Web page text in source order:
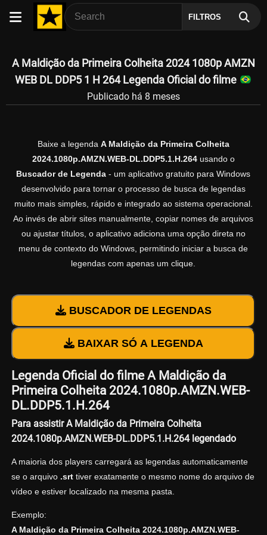
FILTROS
A Maldição da Primeira Colheita 2024 1080p AMZN
WEB DL DDP5 1 H 264 Legenda Oficial do filme
Publicado há 8 meses
Baixe a legenda A Maldição da Primeira Colheita
2024.1080p.AMZN.WEB-DL.DDP5.1.H.264usando o
Buscador de Legenda - um aplicativo gratuito para Windows
desenvolvido para tornar o processo de busca de legendas
muito mais simples, rápido e integrado ao sistema operacional.
Ao invés de abrir sites manualmente, copiar nomes de arquivos
ou ajustar títulos, o aplicativo adiciona uma opção direta no
menu de contexto do Windows, permitindo iniciar a busca de
legendas com apenas um clique.
BUSCADOR DE LEGENDAS
BAIXAR SÓ A LEGENDA
Legenda Oficial do filme A Maldição da
Primeira Colheita 2024.1080p.AMZN.WEB-
DL.DDP5.1.H.264
Para assistir A Maldição da Primeira Colheita
2024.1080p.AMZN.WEB-DL.DDP5.1.H.264 legendado
A maioria dos players carregará as legendas automaticamente
se o arquivo .srttiver exatamente o mesmo nome do arquivo de
vídeo e estiver localizado na mesma pasta.
Exemplo:
A Maldição da Primeira Colheita 2024.1080p.AMZN.WEB-